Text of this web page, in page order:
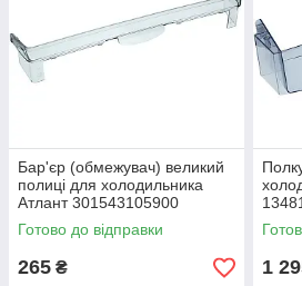
продажу якісних аксесуарів і
від знаменитих фірм.
На даному сайті вашій увазі
комплектуючі для холодильників
продукцію від елітних торгових марок:
LG,
Samsung,
Gorenje,
Бар'єр (обмежувач) великий
полиці для холодильника
Атлант 301543105900
Готово до відправки
265 ₴ 1